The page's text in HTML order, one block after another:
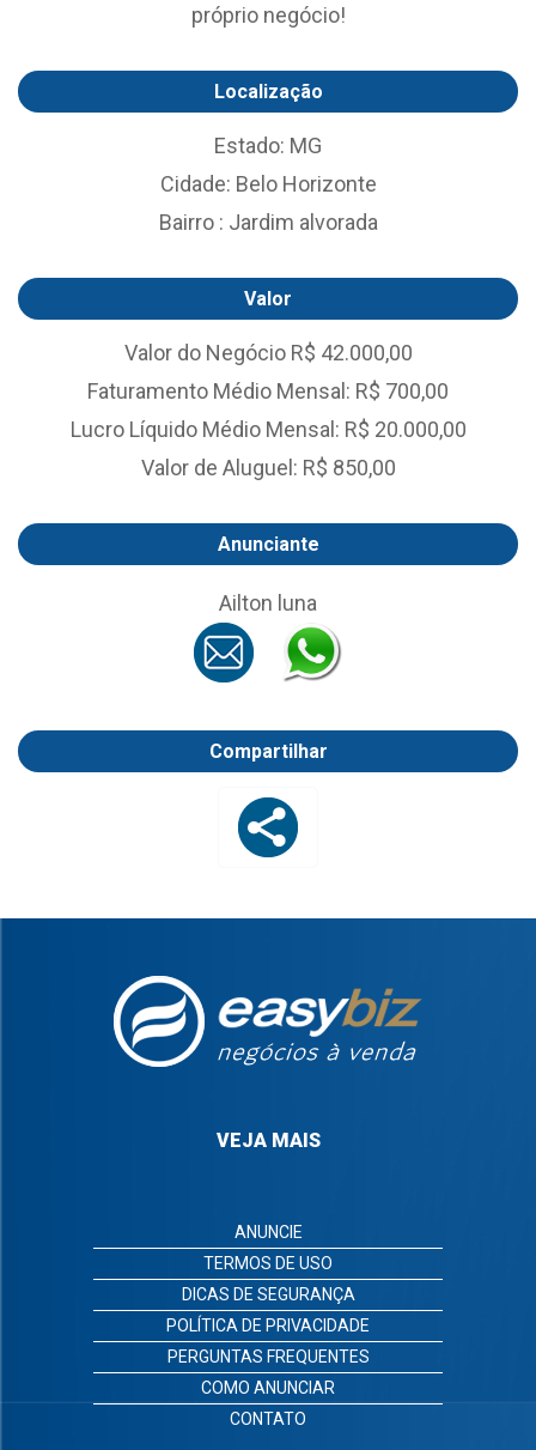
próprio negócio!
Localização
Estado: MG
Cidade: Belo Horizonte
Bairro : Jardim alvorada
Valor
Valor do Negócio R$ 42.000,00
Faturamento Médio Mensal: R$ 700,00
Lucro Líquido Médio Mensal: R$ 20.000,00
Valor de Aluguel: R$ 850,00
Anunciante
Ailton luna
Compartilhar
VEJA MAIS
ANUNCIE
TERMOS DE USO
DICAS DE SEGURANÇA
POLÍTICA DE PRIVACIDADE
PERGUNTAS FREQUENTES
COMO ANUNCIAR
CONTATO